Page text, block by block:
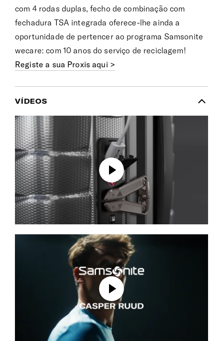
com 4 rodas duplas, fecho de combinação com
fechadura TSA integrada oferece-lhe ainda a
oportunidade de pertencer ao programa Samsonite
wecare: com 10 anos do serviço de reciclagem!
Registe a sua Proxis aqui >
VÍDEOS